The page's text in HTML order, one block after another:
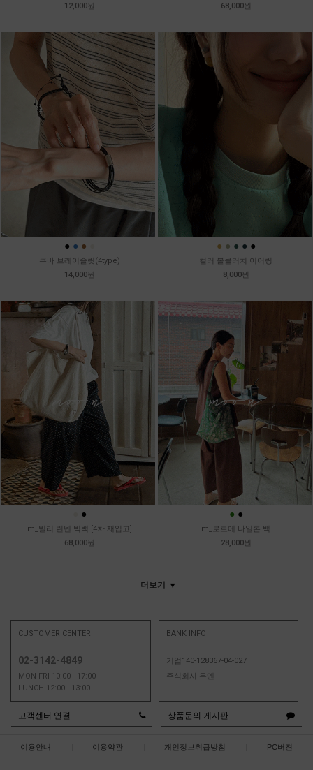
12,000원
68,000원
● ● ●
쿠바 브레이슬릿(4type)
14,000원
● ● ● ● ●
컬러 볼클러치 이어링
8,000원
●
m_빌리 린넨 빅백 [4차 재입고]
68,000원
● ●
m_로로에 나일론 백
28,000원
더보기
CUSTOMER CENTER
02-3142-4849
MON-FRI 10:00 - 17:00
LUNCH 12:00 - 13:00
BANK INFO
기업140-128367-04-027
주식회사 무엔
고객센터 연결 상품문의 게시판
이용안내 이용약관 개인정보취급방침 PC버젼